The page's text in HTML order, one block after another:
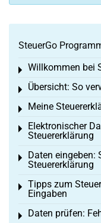
SteuerGo
Willkommen bei
Toggle menu
Übersicht: So
Toggle menu
Meine
Toggle menu
Elektronischer
Steuererklärung
Toggle menu
Daten eingeben:
Steuererklärung
Toggle menu
Tipps zum
Eingaben
Toggle menu
Daten prüfen:
Toggle menu